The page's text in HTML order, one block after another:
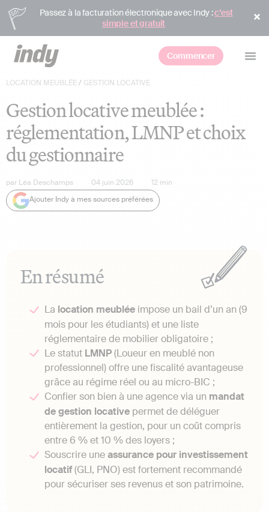
Passez à la facturation électronique avec Indy :c’est
simple et gratuit
Commencer
LOCATION MEUBLÉE/ GESTION LOCATIVE
Gestion locative meublée :
réglementation, LMNP et choix
du gestionnaire
par Léa Deschamps 04 juin 2026 12 min
Ajouter Indy à mes sources préférées
En résumé
La location meublée impose un bail d’un an (9
mois pour les étudiants) et une liste
réglementaire de mobilier obligatoire ;
Le statut LMNP(Loueur en meublé non
professionnel) offre une fiscalité avantageuse
grâce au régime réel ou au micro-BIC ;
Confier son bien à une agence via un mandat
de gestion locative permet de déléguer
entièrement la gestion, pour un coût compris
entre 6 % et 10 % des loyers ;
Souscrire uneassurance pour investissement
locatif(GLI, PNO) est fortement recommandé
pour sécuriser ses revenus et son patrimoine.